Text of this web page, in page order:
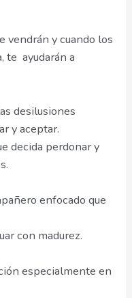
vendrán y cuando los
te ayudarán a
desilusiones
y aceptar.
decida perdonar y
enfocado que
con madurez.
especialmente en